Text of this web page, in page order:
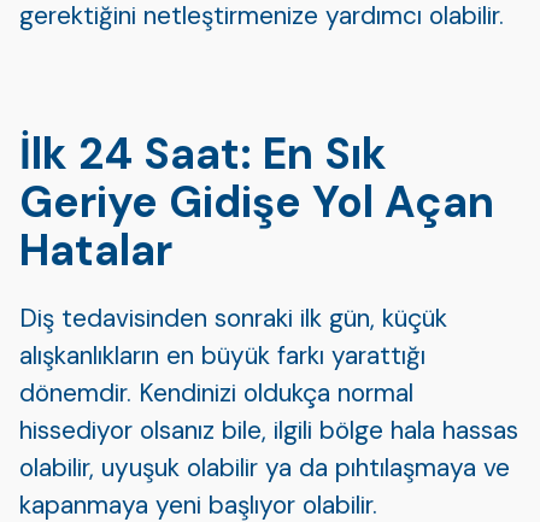
gerektiğini netleştirmenize yardımcı olabilir.
İlk 24 Saat: En Sık
Geriye Gidişe Yol Açan
Hatalar
Diş tedavisinden sonraki ilk gün, küçük
alışkanlıkların en büyük farkı yarattığı
dönemdir. Kendinizi oldukça normal
hissediyor olsanız bile, ilgili bölge hala hassas
olabilir, uyuşuk olabilir ya da pıhtılaşmaya ve
kapanmaya yeni başlıyor olabilir.